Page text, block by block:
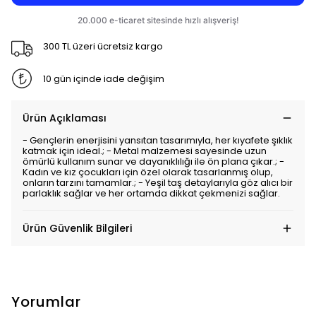
300 TL üzeri ücretsiz kargo
10 gün içinde iade değişim
Ürün Açıklaması
- Gençlerin enerjisini yansıtan tasarımıyla, her kıyafete şıklık
katmak için ideal.; - Metal malzemesi sayesinde uzun
ömürlü kullanım sunar ve dayanıklılığı ile ön plana çıkar.; -
Kadın ve kız çocukları için özel olarak tasarlanmış olup,
onların tarzını tamamlar.; - Yeşil taş detaylarıyla göz alıcı bir
parlaklık sağlar ve her ortamda dikkat çekmenizi sağlar.
Ürün Güvenlik Bilgileri
Yorumlar